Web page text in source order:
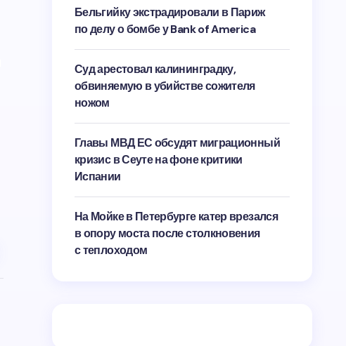
Бельгийку экстрадировали в Париж
по делу о бомбе у Bank of America
Суд арестовал калининградку,
обвиняемую в убийстве сожителя
ножом
Главы МВД ЕС обсудят миграционный
кризис в Сеуте на фоне критики
Испании
На Мойке в Петербурге катер врезался
в опору моста после столкновения
с теплоходом